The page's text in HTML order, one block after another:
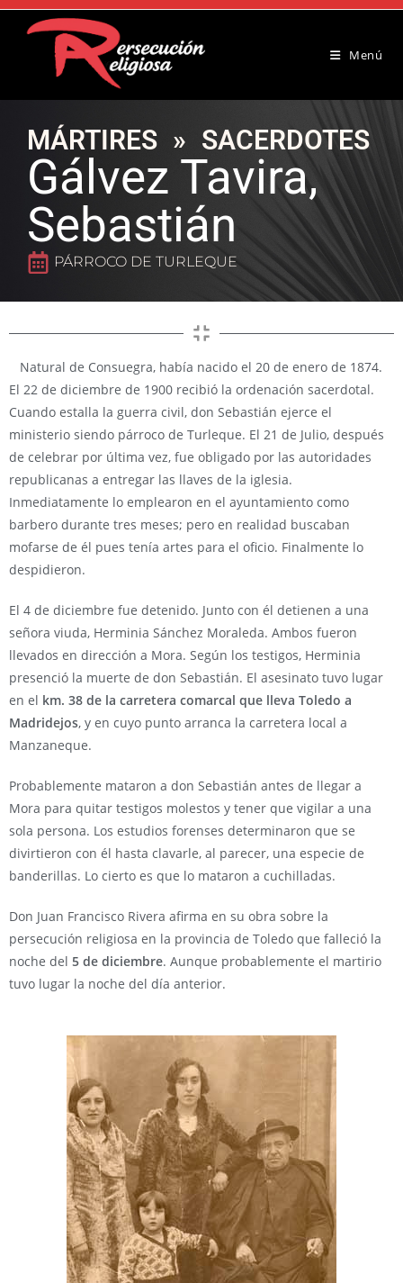
Menú
MÁRTIRES » SACERDOTES
Gálvez Tavira,
Sebastián
PÁRROCO DE TURLEQUE
Natural de Consuegra, había nacido el 20 de enero de 1874.
El 22 de diciembre de 1900 recibió la ordenación sacerdotal.
Cuando estalla la guerra civil, don Sebastián ejerce el
ministerio siendo párroco de Turleque. El 21 de Julio, después
de celebrar por última vez, fue obligado por las autoridades
republicanas a entregar las llaves de la iglesia.
Inmediatamente lo emplearon en el ayuntamiento como
barbero durante tres meses; pero en realidad buscaban
mofarse de él pues tenía artes para el oficio. Finalmente lo
despidieron.
El 4 de diciembre fue detenido. Junto con él detienen a una
señora viuda, Herminia Sánchez Moraleda. Ambos fueron
llevados en dirección a Mora. Según los testigos, Herminia
presenció la muerte de don Sebastián. El asesinato tuvo lugar
en el km. 38 de la carretera comarcal que lleva Toledo a
Madridejos, y en cuyo punto arranca la carretera local a
Manzaneque.
Probablemente mataron a don Sebastián antes de llegar a
Mora para quitar testigos molestos y tener que vigilar a una
sola persona. Los estudios forenses determinaron que se
divirtieron con él hasta clavarle, al parecer, una especie de
banderillas. Lo cierto es que lo mataron a cuchilladas.
Don Juan Francisco Rivera afirma en su obra sobre la
persecución religiosa en la provincia de Toledo que falleció la
noche del 5 de diciembre. Aunque probablemente el martirio
tuvo lugar la noche del día anterior.